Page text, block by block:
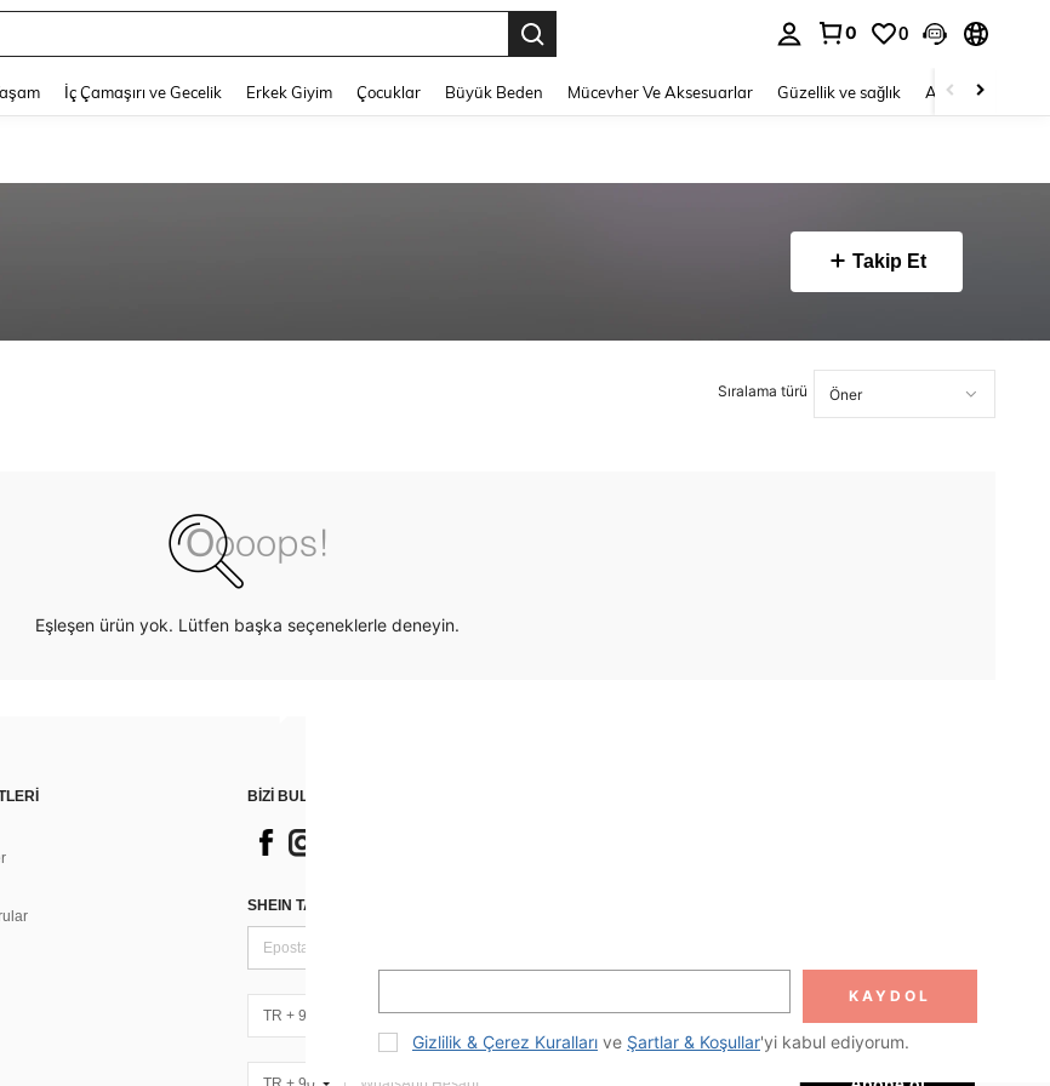
0 0
İç Çamaşırı ve Gecelik Erkek Giyim Çocuklar Büyük Beden Mücevher Ve Aksesuarlar Güzellik ve sağlık Ayakkabı
Takip Et
Sıralama türü
Eşleşen ürün yok. Lütfen başka seçeneklerle deneyin.
BİZİ BULUN
SHEIN TARZI HABERLER IÇIN KAYDOLUN
TR + 90
KAYDOL
Gizlilik & Çerez Kuralları ve Şartlar & Koşullar'yi kabul ediyorum.